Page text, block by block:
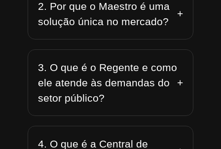
2. Por que o Maestro é uma
solução única no mercado?
+
3. O que é o Regente e como
ele atende às demandas do
setor público?
+
4. O que é a Central de